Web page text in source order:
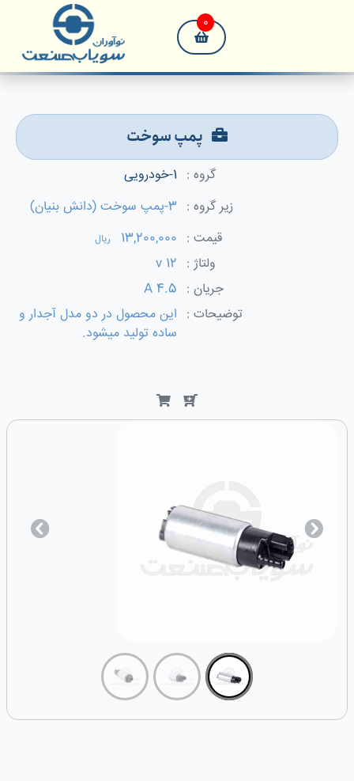
0
پمپ سوخت
گروه : 1-خودرویی
زیر گروه : 3-پمپ سوخت (دانش بنیان)
قیمت : 13,200,000 ریال
ولتاژ : 12 v
جریان : 4.5 A
توضیحات : این محصول در دو مدل آجدار و
ساده تولید میشود.